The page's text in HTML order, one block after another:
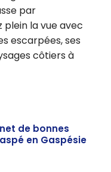
par
plein la vue avec
escarpées, ses
côtiers à
de bonnes
en Gaspésie